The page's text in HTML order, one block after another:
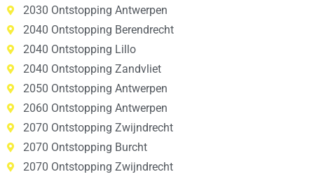
2030 Ontstopping Antwerpen
2040 Ontstopping Berendrecht
2040 Ontstopping Lillo
2040 Ontstopping Zandvliet
2050 Ontstopping Antwerpen
2060 Ontstopping Antwerpen
2070 Ontstopping Zwijndrecht
2070 Ontstopping Burcht
2070 Ontstopping Zwijndrecht